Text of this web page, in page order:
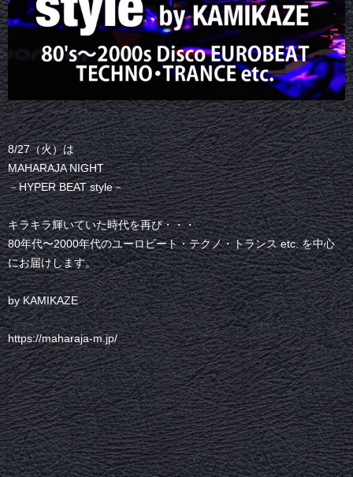
8/27（火）は
MAHARAJA NIGHT
－HYPER BEAT style－
キラキラ輝いていた時代を再び・・・
80年代〜2000年代のユーロビート・テクノ・トランス etc. を中心
にお届けします。
by KAMIKAZE
https://maharaja-m.jp/